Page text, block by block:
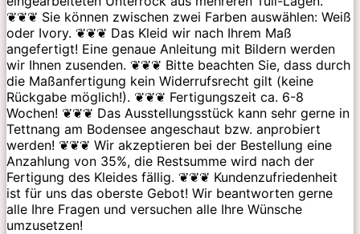
❦❦❦ Sie können zwischen zwei Farben auswählen: Weiß
oder Ivory. ❦❦❦ Das Kleid wir nach Ihrem Maß
angefertigt! Eine genaue Anleitung mit Bildern werden
wir Ihnen zusenden. ❦❦❦ Bitte beachten Sie, dass durch
die Maßanfertigung kein Widerrufsrecht gilt (keine
Rückgabe möglich!). ❦❦❦ Fertigungszeit ca. 6-8
Wochen! ❦❦❦ Das Ausstellungsstück kann sehr gerne in
Tettnang am Bodensee angeschaut bzw. anprobiert
werden! ❦❦❦ Wir akzeptieren bei der Bestellung eine
Anzahlung von 35%, die Restsumme wird nach der
Fertigung des Kleides fällig. ❦❦❦ Kundenzufriedenheit
ist für uns das oberste Gebot! Wir beantworten gerne
alle Ihre Fragen und versuchen alle Ihre Wünsche
umzusetzen!